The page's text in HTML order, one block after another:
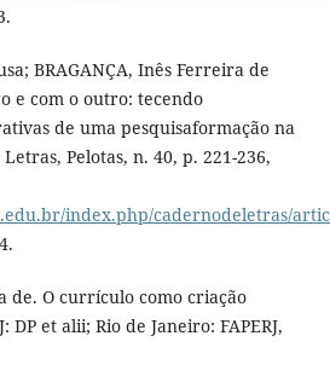
BRAGANÇA, Inês Ferreira de
e com o outro: tecendo
de uma pesquisaformação na
Pelotas, n. 40, p. 221-236,
index.php/cadernodeletras/
de. O currículo como criação
DP et alii; Rio de Janeiro: FAPERJ,